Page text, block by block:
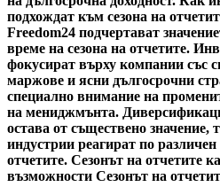
подхождат към сезона на
Freedom24 подчертават
време на сезона на отчетите.
фокусират върху компании със
маржове и ясни дългосрочни
специално внимание на
на мениджмънта.
остава от съществено значение,
индустрии реагират по
отчетите. Сезонът на отчетите
възможности Сезонът на